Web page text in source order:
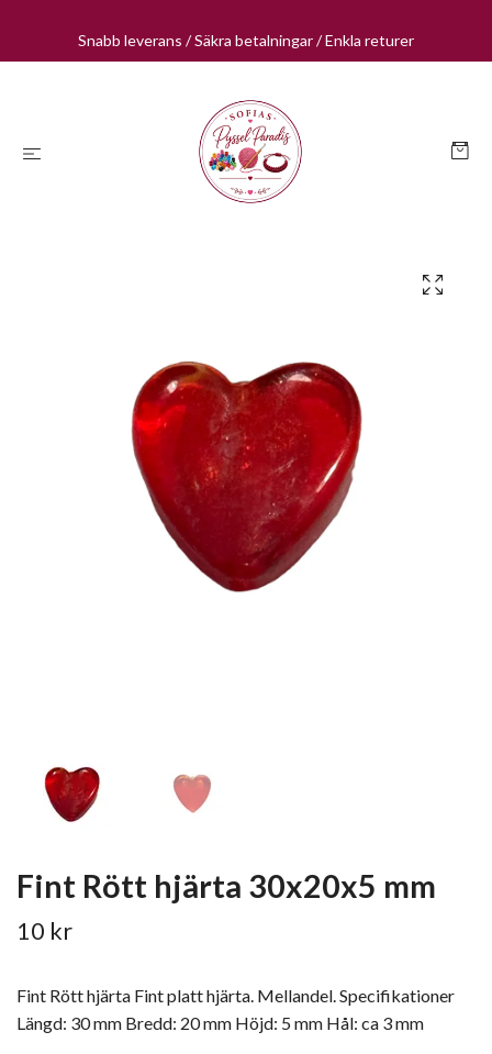
Snabb leverans / Säkra betalningar / Enkla returer
Fint Rött hjärta 30x20x5 mm
10 kr
Fint Rött hjärta Fint platt hjärta. Mellandel. Specifikationer
Längd: 30 mm Bredd: 20 mm Höjd: 5 mm Hål: ca 3 mm